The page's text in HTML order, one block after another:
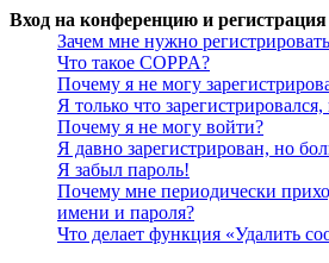
Вход на конференцию и регистрация
Зачем мне нужно
Что такое COPPA?
Почему я не могу
Я только что
Почему я не могу войти?
Я давно зарегистрирован, но
Я забыл пароль!
Почему мне периодически
имени и пароля?
Что делает функция «Удалить